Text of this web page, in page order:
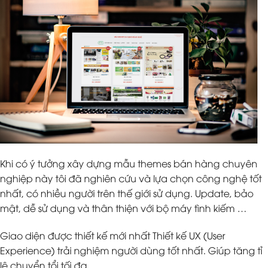
Khi có ý tưởng xây dựng mẫu themes bán hàng chuyên
nghiệp này tôi đã nghiên cứu và lựa chọn công nghệ tốt
nhất, có nhiều người trên thế giới sử dụng. Update, bảo
mật, dễ sử dụng và thân thiện với bộ máy tình kiếm …
Giao diện được thiết kế mới nhất Thiết kế UX (User
Experience) trải nghiệm người dùng tốt nhất. Giúp tăng tỉ
lệ chuyển tổi tối đa.